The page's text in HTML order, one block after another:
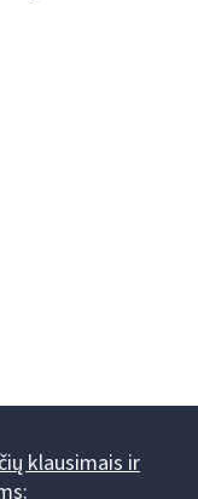
klausimais ir